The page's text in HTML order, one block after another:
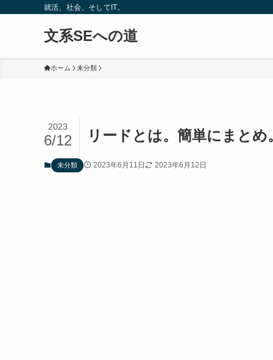
就活、社会、そしてIT。
文系SEへの道
ホーム 未分類
リードとは。簡単にまとめ
2023
6/12
未分類 2023年6月11日 2023年6月12日